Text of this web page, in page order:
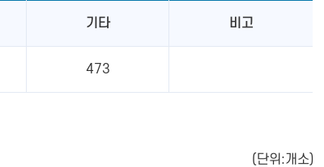
기타 비고
473
(단위:개소)